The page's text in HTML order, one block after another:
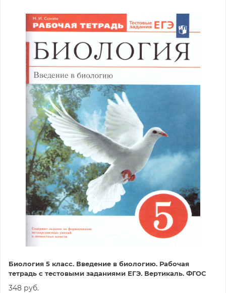
Биология 5 класс. Введение в биологию. Рабочая
тетрадь с тестовыми заданиями ЕГЭ. Вертикаль. ФГОС
348 руб.